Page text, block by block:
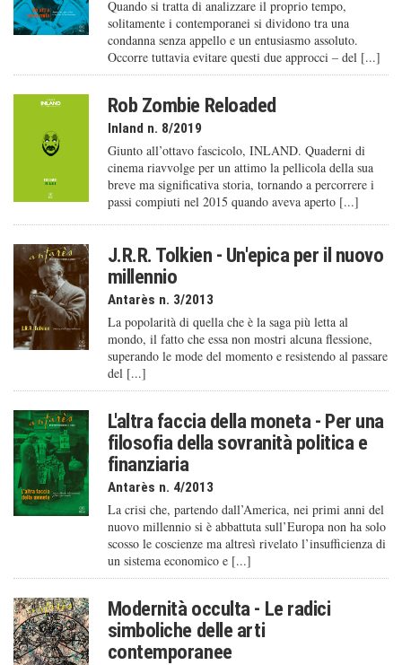
Quando si tratta di analizzare il proprio tempo,
solitamente i contemporanei si dividono tra una
condanna senza appello e un entusiasmo assoluto.
Occorre tuttavia evitare questi due approcci – del [...]
Rob Zombie Reloaded
Inland n. 8/2019
Giunto all’ottavo fascicolo, INLAND. Quaderni di
cinema riavvolge per un attimo la pellicola della sua
breve ma significativa storia, tornando a percorrere i
passi compiuti nel 2015 quando aveva aperto [...]
J.R.R. Tolkien - Un'epica per il nuovo
millennio
Antarès n. 3/2013
La popolarità di quella che è la saga più letta al
mondo, il fatto che essa non mostri alcuna flessione,
superando le mode del momento e resistendo al passare
del [...]
L'altra faccia della moneta - Per una
filosofia della sovranità politica e
finanziaria
Antarès n. 4/2013
La crisi che, partendo dall’America, nei primi anni del
nuovo millennio si è abbattuta sull’Europa non ha solo
scosso le coscienze ma altresì rivelato l’insufficienza di
un sistema economico e [...]
Modernità occulta - Le radici
simboliche delle arti
contemporanee